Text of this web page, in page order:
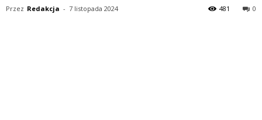
Przez Redakcja - 7 listopada 2024 0
481